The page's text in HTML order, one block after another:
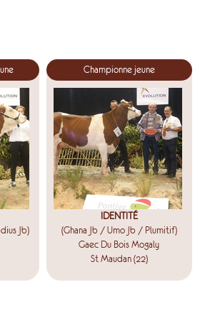
Jb)
Championne jeune
IDENTITÉ
(Ghana Jb / Umo Jb / Plumitif)
Gaec Du Bois Mogaly
St Maudan (22)